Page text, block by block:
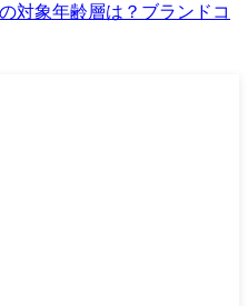
対象年齢層は？ブランドコ